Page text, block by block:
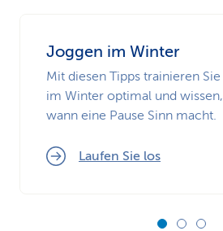
Joggen im Winter
Mit diesen Tipps trainieren Sie
im Winter optimal und wissen,
wann eine Pause Sinn macht.
Laufen Sie los